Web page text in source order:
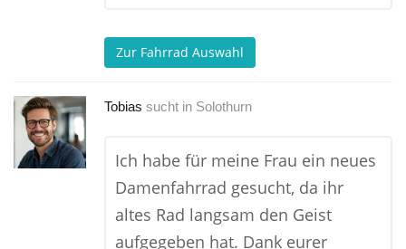
Zur Fahrrad Auswahl
Tobias sucht in Solothurn
Ich habe für meine Frau ein neues
Damenfahrrad gesucht, da ihr
altes Rad langsam den Geist
aufgegeben hat. Dank eurer